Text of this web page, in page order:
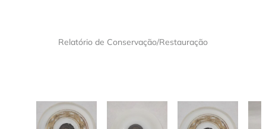
Relatório de Conservação/Restauração